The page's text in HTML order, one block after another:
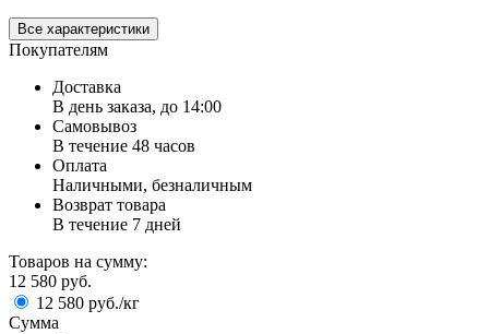
Все характеристики
Покупателям
Доставка
В день заказа, до 14:00
Самовывоз
В течение 48 часов
Оплата
Наличными, безналичным
Возврат товара
В течение 7 дней
Товаров на сумму:
12 580 руб.
12 580 руб./кг
Сумма